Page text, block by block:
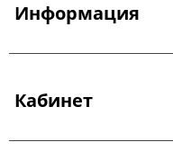
Информация
Кабинет